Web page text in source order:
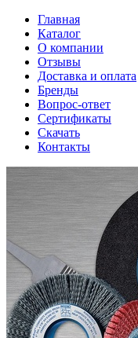
Главная
Каталог
О компании
Отзывы
Доставка и оплата
Бренды
Вопрос-ответ
Сертификаты
Скачать
Контакты